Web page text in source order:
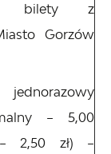
bilety z
Gorzów
– 5,00
2,50 zł) –